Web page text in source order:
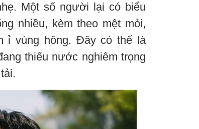
Một số người lại có biểu
nhiều, kèm theo mệt mỏi,
ỉ vùng hông. Đây có thể là
thiếu nước nghiêm trọng